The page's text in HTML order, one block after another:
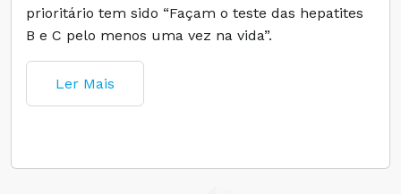
prioritário tem sido “Façam o teste das hepatites
B e C pelo menos uma vez na vida”.
Ler Mais